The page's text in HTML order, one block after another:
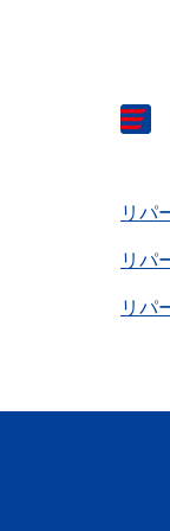
リパ
リパ
リパ